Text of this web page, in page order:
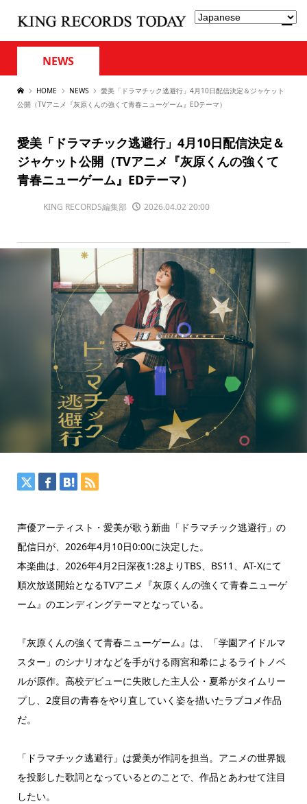
NEWS
HOME NEWS
愛美「ドラマチック逃避行」4月10日配信決定＆ジャケット
公開（TVアニメ『灰原くんの強くて青春ニューゲーム』EDテーマ）
愛美「ドラマチック逃避行」4月10日配信決定＆
ジャケット公開（TVアニメ『灰原くんの強くて
青春ニューゲーム』EDテーマ）
KING RECORDS編集部 2026.04.02 20:00
声優アーティスト・愛美が歌う新曲「ドラマチック逃避行」の
配信日が、2026年4月10日0:00に決定した。
本楽曲は、2026年4月2日深夜1:28よりTBS、BS11、AT-Xにて
順次放送開始となるTVアニメ『灰原くんの強くて青春ニューゲ
ーム』のエンディングテーマとなっている。
『灰原くんの強くて青春ニューゲーム』は、「学園アイドルマ
スター」のシナリオなどを手がける雨宮和希によるライトノベ
ルが原作。高校デビューに失敗した主人公・夏希がタイムリー
プし、2度目の青春をやり直していく姿を描いたラブコメ作品
だ。
「ドラマチック逃避行」は愛美が作詞を担当。アニメの世界観
を投影した歌詞となっているとのことで、作品とあわせて注目
したい。